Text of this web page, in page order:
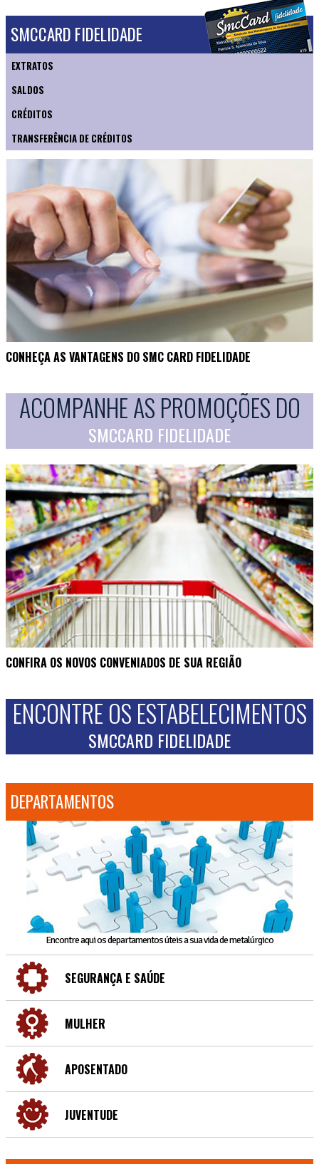
SMCCARD FIDELIDADE
EXTRATOS
SALDOS
CRÉDITOS
TRANSFERÊNCIA DE CRÉDITOS
CONHEÇA AS VANTAGENS DO SMC CARD FIDELIDADE
ACOMPANHE AS PROMOÇÕES DO
SMCCARD FIDELIDADE
CONFIRA OS NOVOS CONVENIADOS DE SUA REGIÃO
ENCONTRE OS ESTABELECIMENTOS
SMCCARD FIDELIDADE
DEPARTAMENTOS
Encontre aqui os departamentos úteis a sua vida de metalúrgico
SEGURANÇA E SAÚDE
MULHER
APOSENTADO
JUVENTUDE